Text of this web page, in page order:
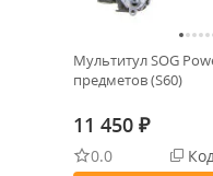
Мультитул SOG
предметов (S60)
11 450 ₽
0.0